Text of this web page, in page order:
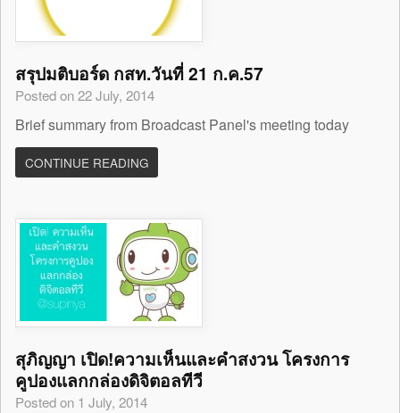
สรุปมติบอร์ด กสท.วันที่ 21 ก.ค.57
Posted on 22 July, 2014
Brief summary from Broadcast Panel's meeting today
CONTINUE READING
สุภิญญา เปิด!ความเห็นและคำสงวน โครงการ
คูปองแลกกล่องดิจิตอลทีวี
Posted on 1 July, 2014